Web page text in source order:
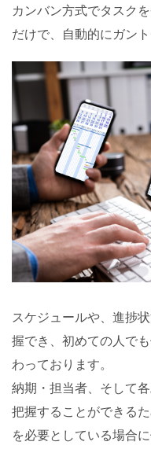
カンバン方式でタスク
だけで、自動的にガン
スケジュールや、進捗
握でき、初めての人で
わっております。
納期・担当者、そして
把握することができる
を必要としている場合